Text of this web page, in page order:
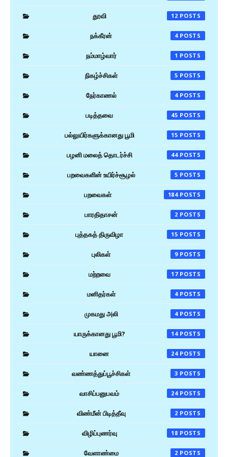
தூவி 12
நக்கீரன் 4
நம்மாழ்வார் 1
நிகழ்ச்சிகள் 5
நேர்காணல் 4
படித்தவை 45
பல்லுயிர்களுக்கானது பூமி 15
பழனி மலைத் தொடர்ச்சி 44
பறவைகளின் உயிர்ச்சூழல் 5
பறவைகள் 184
பாரதிதாசன் 2
புத்தகத் திருவிழா 15
புலிகள் 9
மற்றவை 17
மனிதர்கள் 4
முகமது அலி 4
யாருக்கானது பூமி? 14
யானை 24
வண்ணத்துப்பூச்சிகள் 3
வாசிப்பனுபவம் 24
விண்மீன் பிடித்தீவு 2
விழிப்புணர்வு 18
வேளாண்மை 2